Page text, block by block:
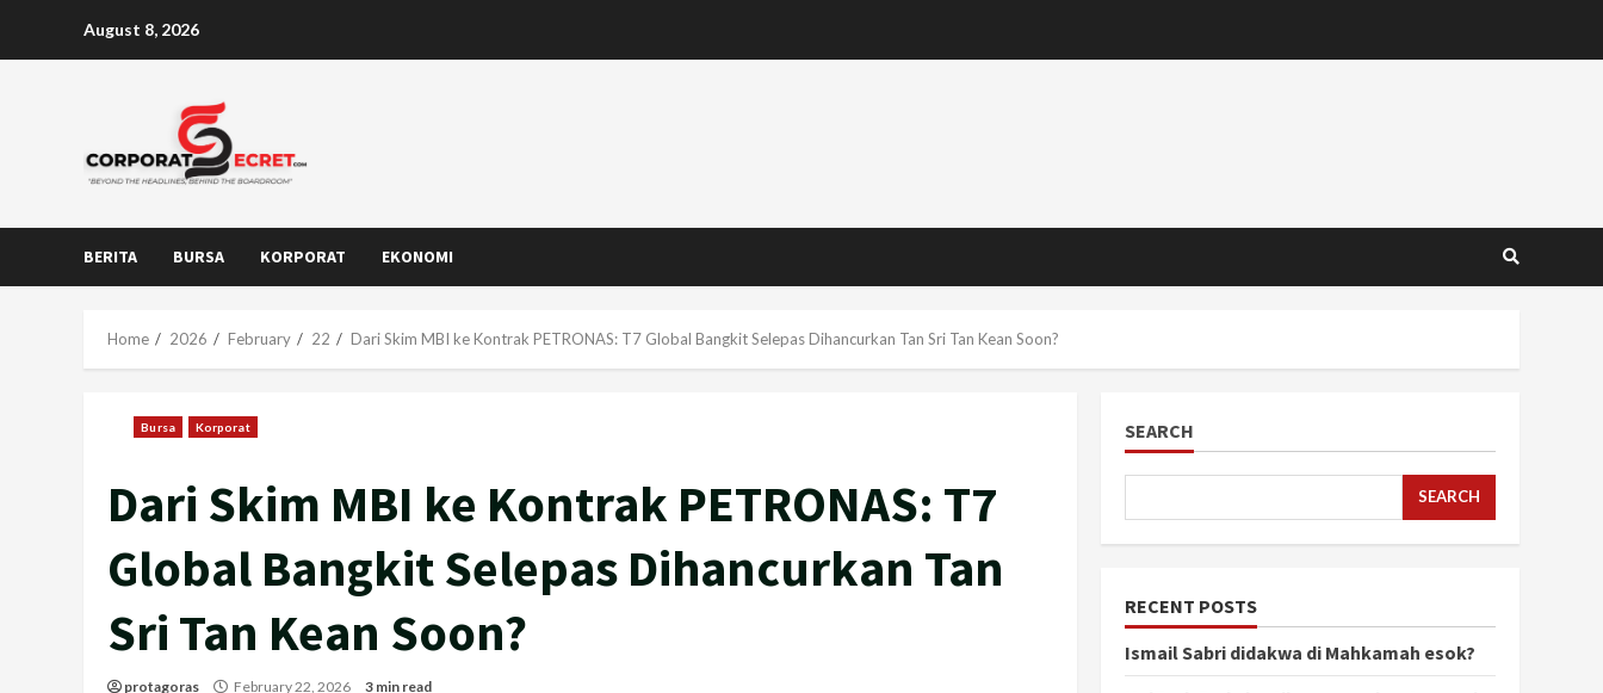
August 8, 2026
BERITA BURSA KORPORAT EKONOMI
Home 2026 February 22 Dari Skim MBI ke Kontrak PETRONAS: T7 Global Bangkit Selepas Dihancurkan Tan Sri Tan Kean Soon?
Bursa Korporat
Dari Skim MBI ke Kontrak PETRONAS: T7
Global Bangkit Selepas Dihancurkan Tan
Sri Tan Kean Soon?
protagoras February 22, 2026 3 min read
SEARCH
SEARCH
RECENT POSTS
Ismail Sabri didakwa di Mahkamah esok?